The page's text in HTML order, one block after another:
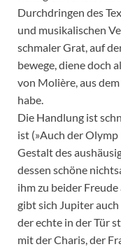
Durchdringen des
und musikalischen
schmaler Grat, auf
bewege, diene doch
von Molière, aus
habe.
Die Handlung ist
ist (»Auch der
Gestalt des
dessen schöne
ihm zu beider
gibt sich Jupiter
der echte in der Tür
mit der Charis, der